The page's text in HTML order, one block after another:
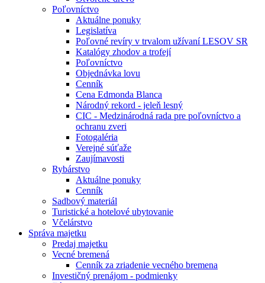
Poľovníctvo
Aktuálne ponuky
Legislatíva
Poľovné revíry v trvalom užívaní LESOV SR
Katalógy zhodov a trofejí
Poľovníctvo
Objednávka lovu
Cenník
Cena Edmonda Blanca
Národný rekord - jeleň lesný
CIC - Medzinárodná rada pre poľovníctvo a
ochranu zveri
Fotogaléria
Verejné súťaže
Zaujímavosti
Rybárstvo
Aktuálne ponuky
Cenník
Sadbový materiál
Turistické a hotelové ubytovanie
Včelárstvo
Správa majetku
Predaj majetku
Vecné bremená
Cenník za zriadenie vecného bremena
Investičný prenájom - podmienky